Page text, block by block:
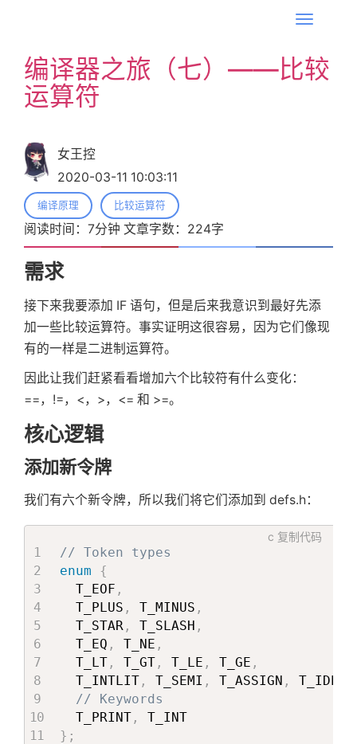
T
g
i
o
编译器之旅（七）——比较
运算符
女王控
2020-03-11 10:03:11
编译原理 比较运算符
阅读时间： 7分钟 文章字数： 224字
需求
接下来我要添加 IF 语句，但是后来我意识到最好先添
加一些比较运算符。事实证明这很容易，因为它们像现
有的一样是二进制运算符。
因此让我们赶紧看看增加六个比较符有什么变化：
==，!=，<，>，<= 和 >=。
核心逻辑
添加新令牌
我们有六个新令牌，所以我们将它们添加到 defs.h：
c 复制代码
// Token types
enum
{
  T_EOF
,
  T_PLUS
, T_MINUS ,
  T_STAR
, T_SLASH ,
  T_EQ
, T_NE ,
  T_LT
, T_GT , T_LE , T_GE ,
  T_INTLIT
, T_SEMI , T_ASSIGN , T_IDENT
// Keywords
  T_PRINT
,
} ;